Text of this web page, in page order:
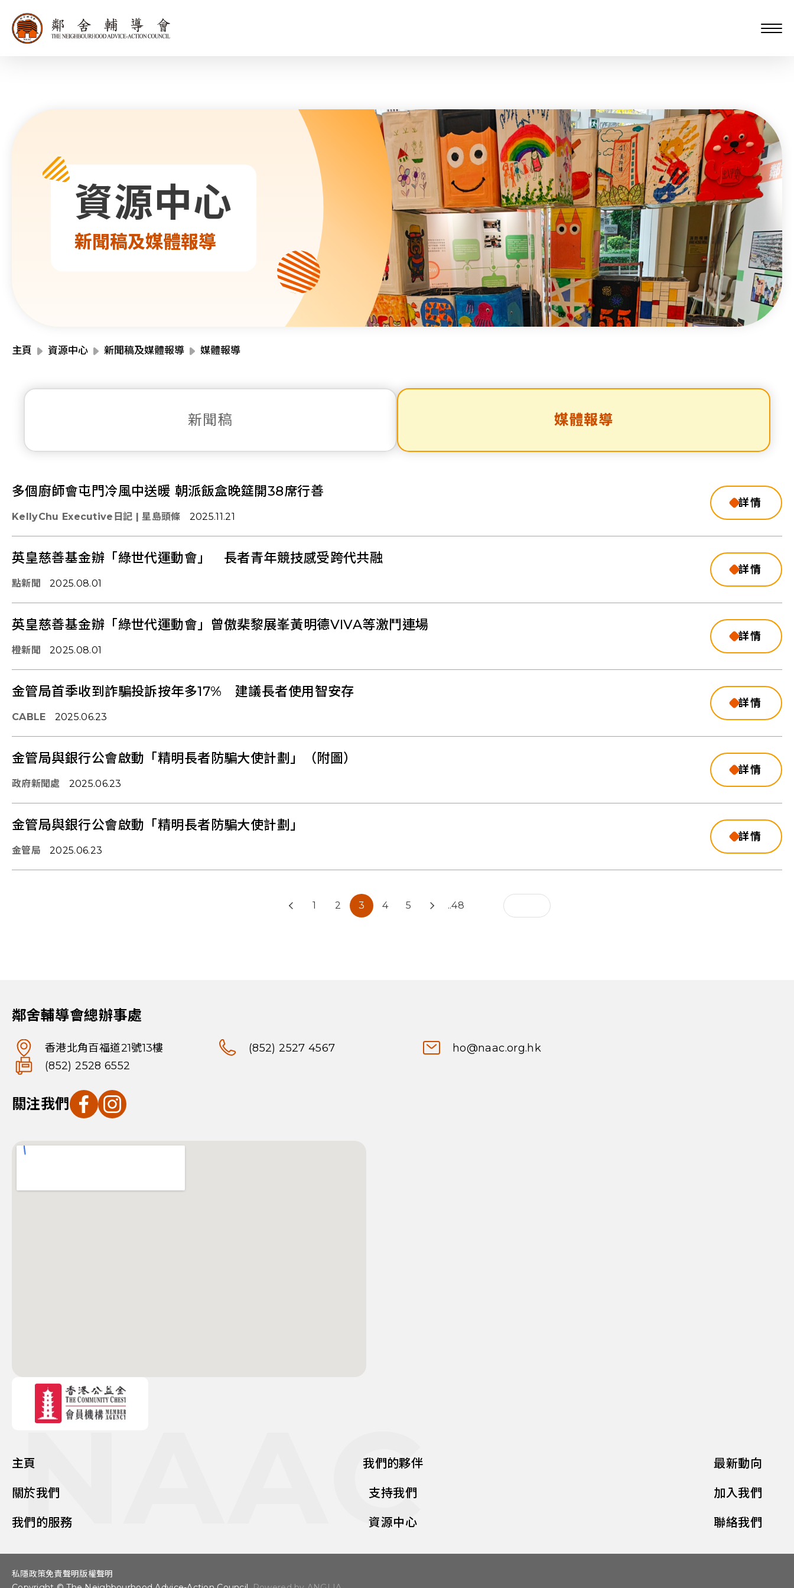
資源中心
新聞稿及媒體報導
主頁 資源中心 新聞稿及媒體報導 媒體報導
新聞稿 媒體報導
多個廚師會屯門冷風中送暖 朝派飯盒晚筵開38席行善
KellyChu Executive日記 | 星島頭條 2025.11.21
詳情
英皇慈善基金辦「綠世代運動會」 長者青年競技感受跨代共融
點新聞 2025.08.01
詳情
英皇慈善基金辦「綠世代運動會」曾傲棐黎展峯黃明德VIVA等激鬥連場
橙新聞 2025.08.01
詳情
金管局首季收到詐騙投訴按年多17% 建議長者使用智安存
CABLE 2025.06.23
詳情
金管局與銀行公會啟動「精明長者防騙大使計劃」（附圖）
政府新聞處 2025.06.23
詳情
金管局與銀行公會啟動「精明長者防騙大使計劃」
金管局 2025.06.23
詳情
1 2 3 4 5 ..48
鄰舍輔導會總辦事處
香港北角百福道21號13樓 (852) 2527 4567
ho@naac.org.hk
(852) 2528 6552
關注我們
主頁
關於我們
我們的服務
我們的夥伴
支持我們
資源中心
最新動向
加入我們
聯絡我們
NAAC
私隱政策免責聲明版權聲明
招標項目
關於我們
內地服務
教育服務
醫療衞生服務
社會企業
我們的服務
我們的夥伴
捐款方法
加入義工
支持我們
新聞稿及媒體報導
年報
會訊及刊物
財務報告
資源中心
活動焦點
活動報名
最新動向